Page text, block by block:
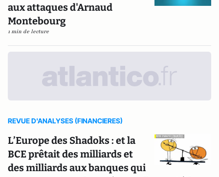
aux attaques d'Arnaud
Montebourg
1 min de lecture
REVUE D'ANALYSES (FINANCIERES)
L’Europe des Shadoks : et la
BCE prêtait des milliards et
des milliards aux banques qui